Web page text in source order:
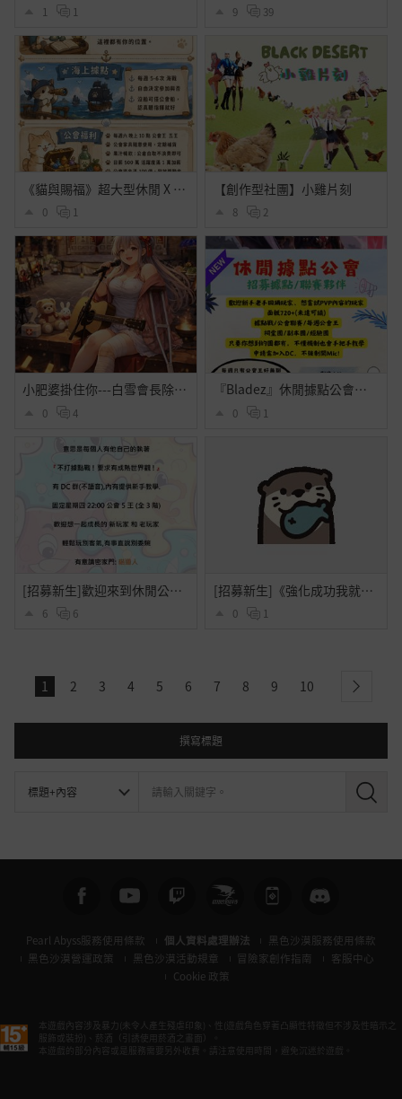
1 1 9 39
《貓與賜福》超大型休閒 X 海上據點公會— 熱烈招生中(๑•̀ㅂ•́)و
0 1
【創作型社團】小雞片刻
8 2
小肥婆掛住你---白雪會長除夕演唱會
0 4
『Bladez』休閒據點公會熱烈招生中!招募喜愛PVP的玩家or想嘗試據點PVP的玩家
0 1
[招募新生]歡迎來到休閒公會,新手嗎? 不懂隨便問哦
6 6
[招募新生]《強化成功我就睡》——歡迎來到賭徒系釣魚公會 ━(*｀∀´*)ノ亻!
0 1
1 2 3 4 5 6 7 8 9 10 next
撰寫標題
搜
Pearl Abyss服務使用條款 個人資料處理辦法
黑色沙漠服務使用條款
黑色沙漠營運政策
黑色沙漠活動規章 冒險家創作指南
客服中心
Cookie 政策
本遊戲內容涉及暴力(未令人產生殘虐印象)、性(遊戲角色穿著凸顯性特徵但不涉及性暗示之
服飾或裝扮)、菸酒（引誘使用菸酒之畫面）。
本遊戲的部分內容或是服務需要另外收費。請注意使用時間，避免沉迷於遊戲。